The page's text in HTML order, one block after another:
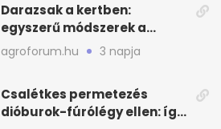
Darazsak a kertben:
egyszerű módszerek a
távoltartásukra nyáron
agroforum.hu 3 napja
Csalétkes permetezés
dióburok-fúrólégy ellen: így